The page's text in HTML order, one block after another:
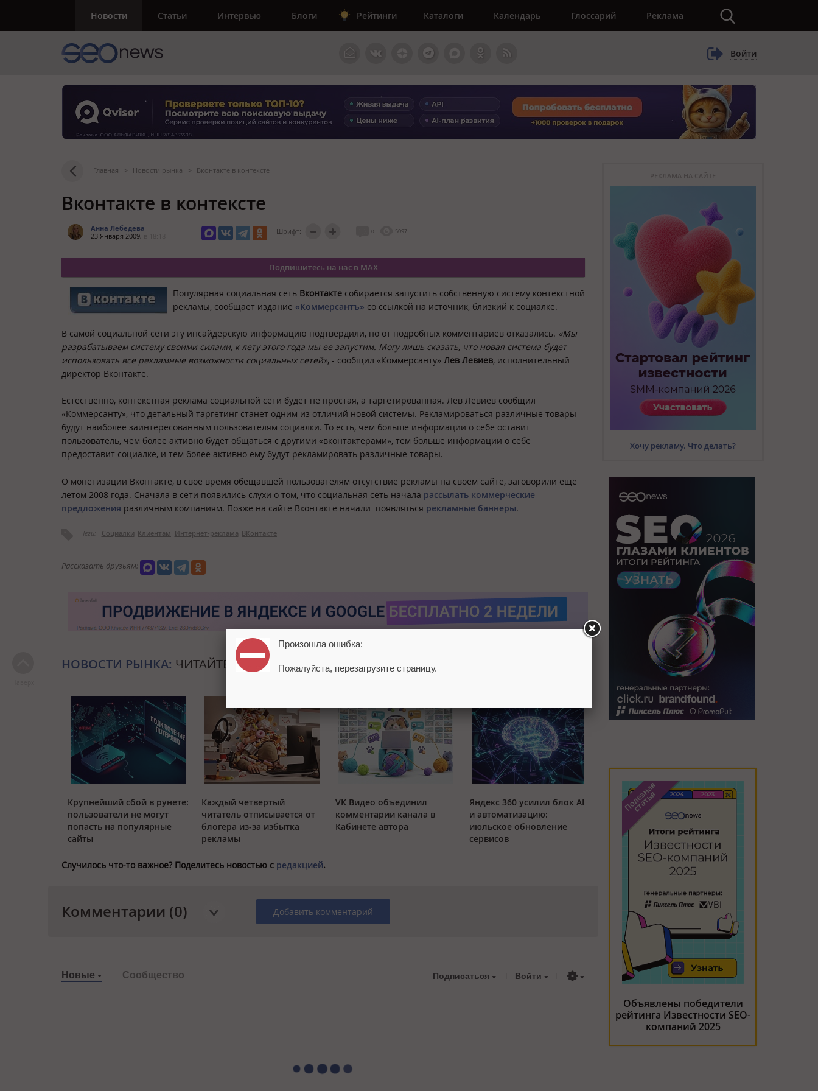
Новости Статьи Интервью Блоги Рейтинги Каталоги Календарь Глоссарий Реклама
Войти
Главная > Новости рынка > Вконтакте в контексте
Вконтакте в контексте
Анна Лебедева
23 Января 2009,
Шрифт: 0 5097
Подпишитесь на нас в MAX
Популярная социальная сеть Вконтакте собирается запустить собственную систему контекстной
рекламы, сообщает издание «Коммерсантъ» со ссылкой на источник, близкий к социалке.
В самой социальной сети эту инсайдерскую информацию подтвердили, но от подробных комментариев отказались. «Мы
разрабатываем систему своими силами, к лету этого года мы ее запустим. Могу лишь сказать, что новая система будет
использовать все рекламные возможности социальных сетей», - сообщил «Коммерсанту» Лев Левиев, исполнительный
директор Вконтакте.
Естественно, контекстная реклама социальной сети будет не простая, а таргетированная. Лев Левиев сообщил
«Коммерсанту», что детальный таргетинг станет одним из отличий новой системы. Рекламироваться различные товары
будут наиболее заинтересованным пользователям социалки. То есть, чем больше информации о себе оставит
пользователь, чем более активно будет общаться с другими «вконтактерами», тем больше информации о себе
предоставит социалке, и тем более активно ему будут рекламировать различные товары.
О монетизации Вконтакте, в свое время обещавшей пользователям отсутствие рекламы на своем сайте, заговорили еще
летом 2008 года. Сначала в сети появились слухи о том, что социальная сеть начала рассылать коммерческие
предложения различным компаниям. Позже на сайте Вконтакте начали появляться рекламные баннеры.
Теги: Социалки Клиентам Интернет-реклама ВКонтакте
Рассказать друзьям:
НОВОСТИ РЫНКА: ЧИТАЙТЕ ТАКЖЕ
Крупнейший сбой в рунете:
пользователи не могут
попасть на популярные
сайты
Каждый четвертый
читатель отписывается от
блогера из-за избытка
рекламы
VK Видео объединил
комментарии канала в
Кабинете автора
Яндекс 360 усилил блок AI
и автоматизацию:
июльское обновление
сервисов
Случилось что-то важное? Поделитесь новостью с редакцией.
Комментарии (0) Добавить комментарий
Новые Сообщество Подписаться Войти
РЕКЛАМА НА САЙТЕ
Хочу рекламу. Что делать?
Объявлены победители
рейтинга Известности SEO-
компаний 2025
Произошла ошибка:
Пожалуйста, перезагрузите страницу.